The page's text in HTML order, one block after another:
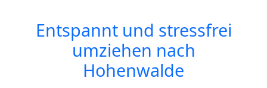
Entspannt und stressfrei
umziehen nach
Hohenwalde